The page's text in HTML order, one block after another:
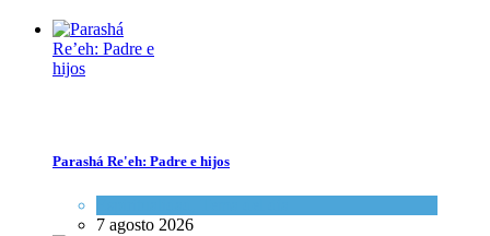
Parashá Re'eh: Padre e hijos
7 agosto 2026